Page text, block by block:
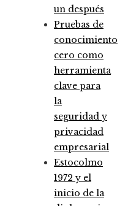
un después
Pruebas de
conocimiento
cero como
herramienta
clave para
la
seguridad y
privacidad
empresarial
Estocolmo
1972 y el
inicio de la